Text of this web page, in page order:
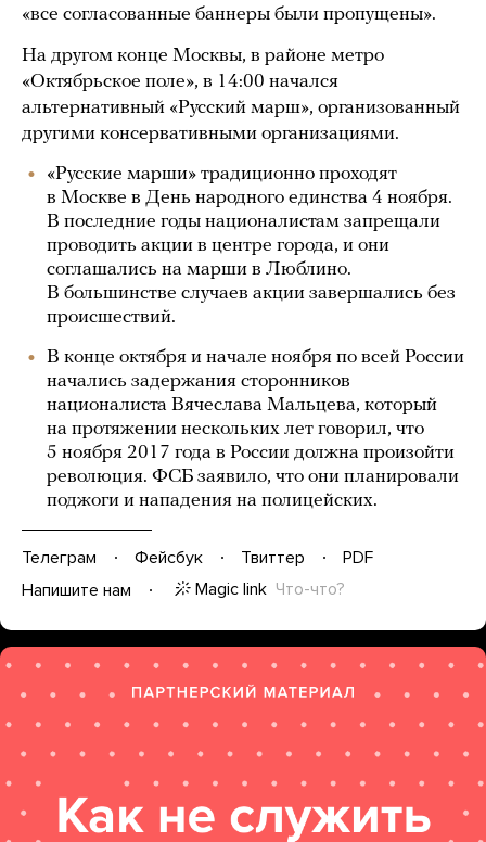
«все согласованные баннеры были пропущены».
На другом конце Москвы, в районе метро
«Октябрьское поле», в 14:00 начался
альтернативный «Русский марш», организованный
другими консервативными организациями.
«Русские марши» традиционно проходят
в Москве в День народного единства 4 ноября.
В последние годы националистам запрещали
проводить акции в центре города, и они
соглашались на марши в Люблино.
В большинстве случаев акции завершались без
происшествий.
В конце октября и начале ноября по всей России
начались задержания сторонников
националиста Вячеслава Мальцева, который
на протяжении нескольких лет говорил, что
5 ноября 2017 года в России должна произойти
революция. ФСБ заявило, что они планировали
поджоги и нападения на полицейских.
Телеграм Фейсбук Твиттер
PDF
Напишите нам
Magic link Что-что?